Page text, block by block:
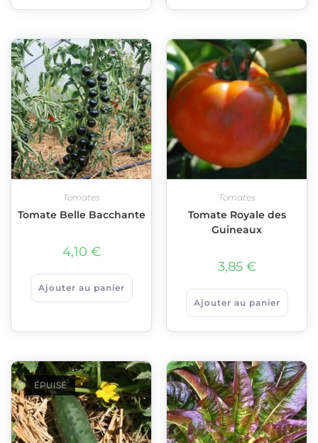
Tomates
Tomate Belle Bacchante
4,10 €
Ajouter au panier
Tomates
Tomate Royale des
Guineaux
3,85 €
Ajouter au panier
ÉPUISÉ